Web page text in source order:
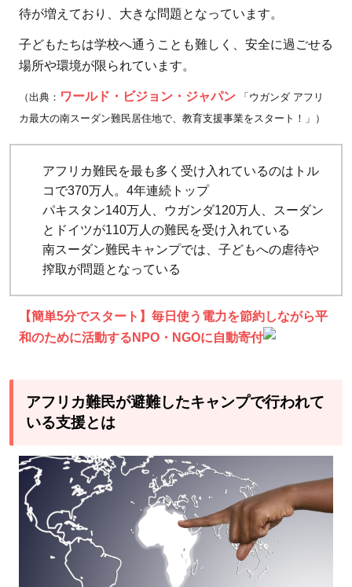
待が増えており、大きな問題となっています。
子どもたちは学校へ通うことも難しく、安全に過ごせる
場所や環境が限られています。
（出典： ワールド・ビジョン・ジャパン 「ウガンダ アフリ
カ最大の南スーダン難民居住地で、教育支援事業をスタート！」）
アフリカ難民を最も多く受け入れているのはトル
コで370万人。4年連続トップ
パキスタン140万人、ウガンダ120万人、スーダン
とドイツが110万人の難民を受け入れている
南スーダン難民キャンプでは、子どもへの虐待や
搾取が問題となっている
【簡単5分でスタート】毎日使う電力を節約しながら平
和のために活動するNPO・NGOに自動寄付
アフリカ難民が避難したキャンプで行われて
いる支援とは